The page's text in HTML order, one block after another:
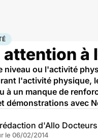
santé
attention à
niveau ou l'activité
l'activité physique,
à un manque de
démonstrations avec
d'Allo Docteurs
le 06/02/2014